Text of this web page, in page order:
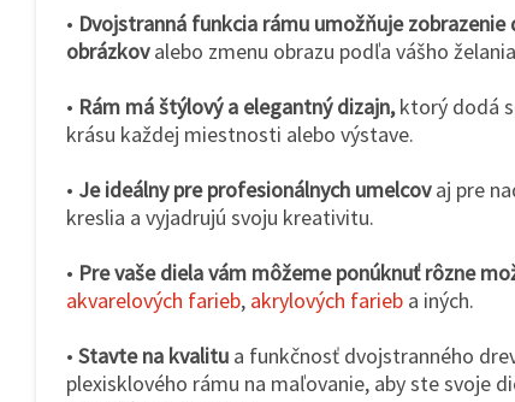
• Dvojstranná funkcia rámu umožňuje zobrazenie
obrázkovalebo zmenu obrazu podľa vášho
• Rám má štýlový a elegantný dizajn,ktorý dodá
krásu každej miestnosti alebo výstave.
• Je ideálny pre profesionálnych umelcovaj pre
kreslia a vyjadrujú svoju kreativitu.
• Pre vaše diela vám môžeme ponúknuť rôzne
akvarelových farieb, akrylových farieb a iných.
• Stavte na kvalitu a funkčnosť dvojstranného
plexisklového rámu na maľovanie, aby ste svoje